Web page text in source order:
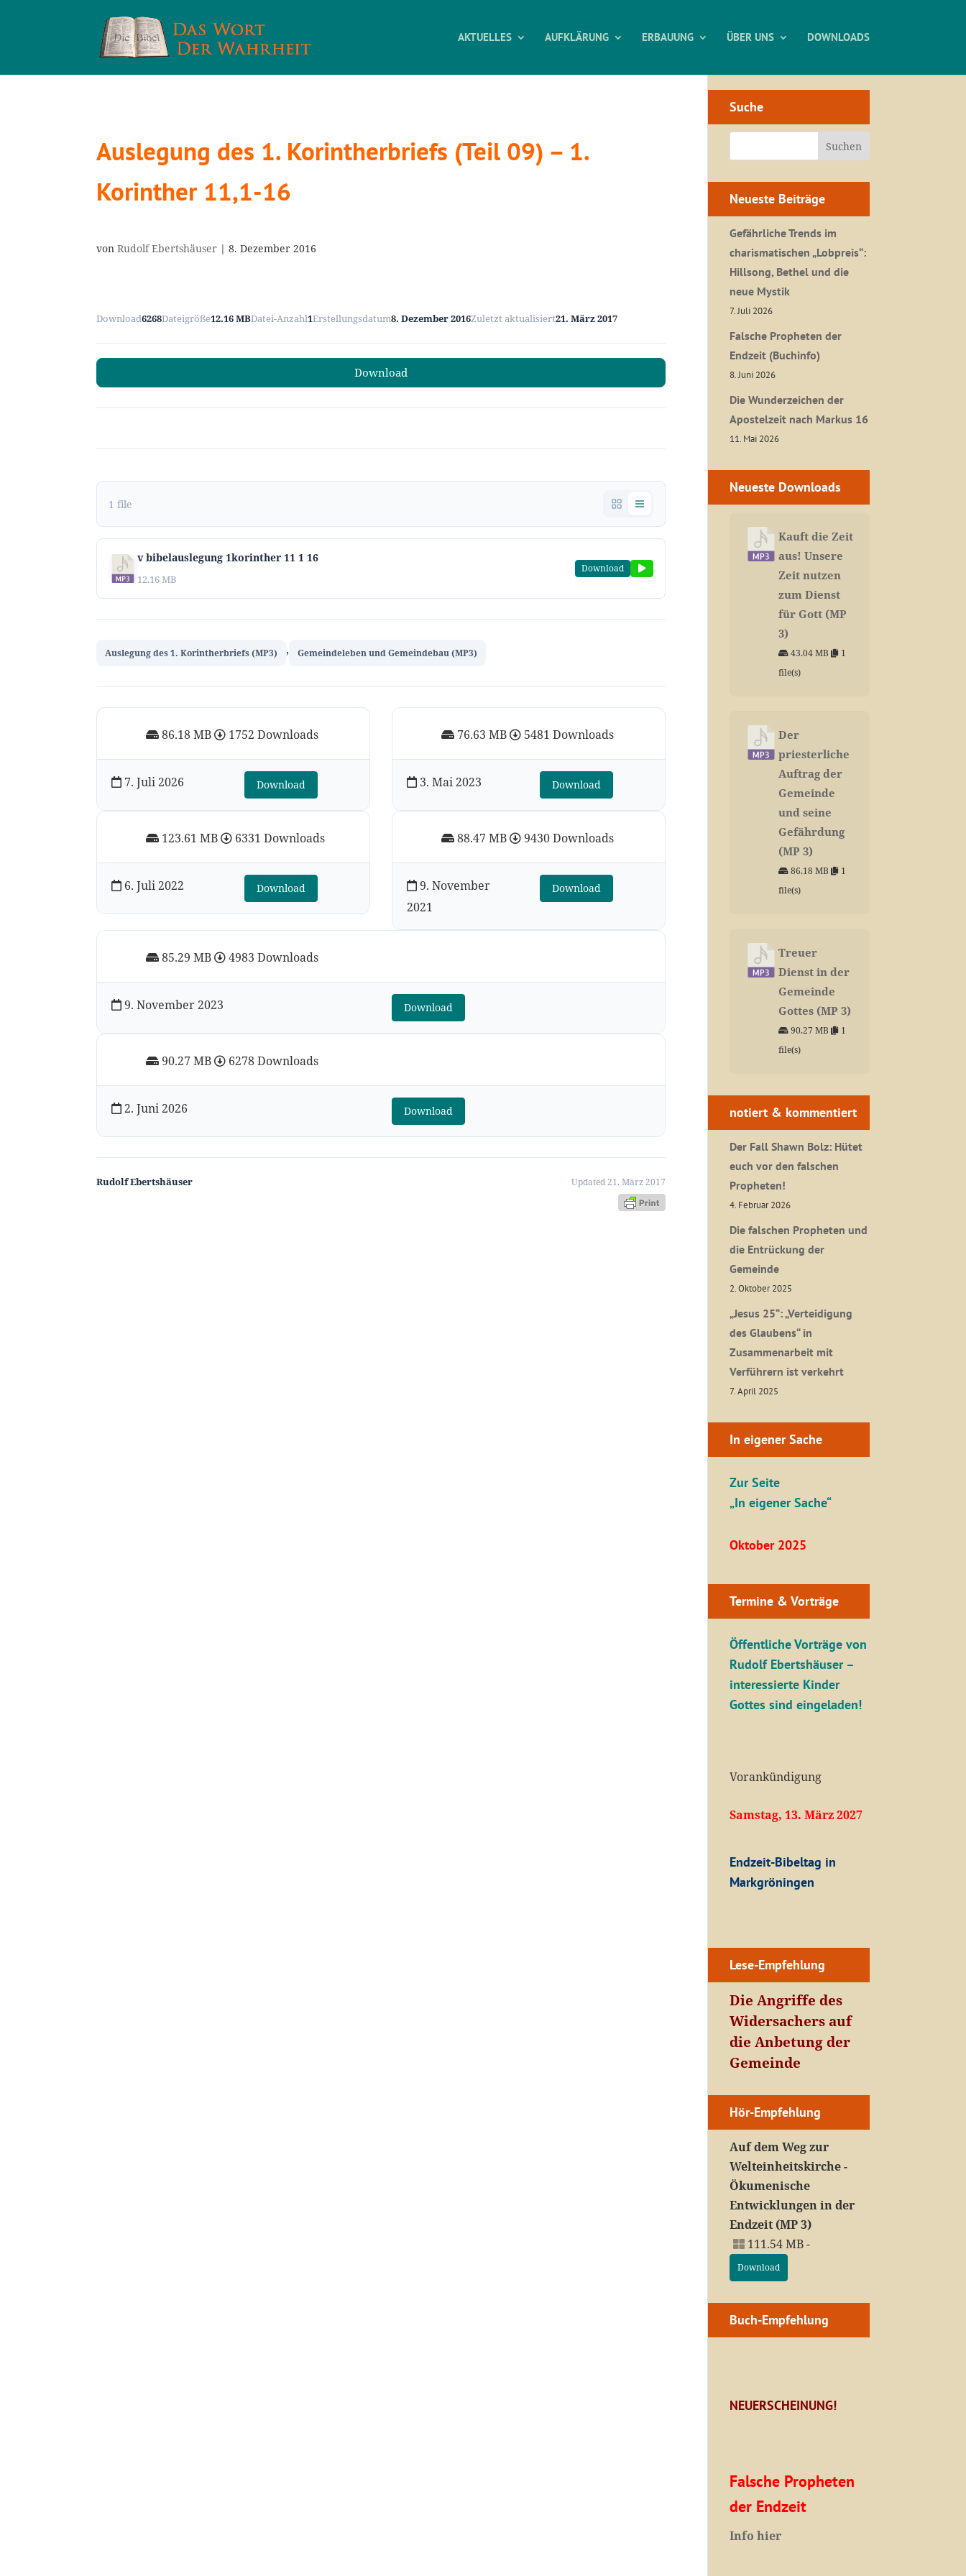
AKTUELLES AUFKLÄRUNG ERBAUUNG ÜBER UNS DOWNLOADS
Auslegung des 1. Korintherbriefs (Teil 09) – 1.
Korinther 11,1-16
vonRudolf Ebertshäuser |8. Dezember 2016
Download6268Dateigröße12.16 MBDatei-Anzahl1Erstellungsdatum8. Dezember 2016Zuletzt aktualisiert21. März 2017
Download
1 file
v bibelauslegung 1korinther 11 1 16
12.16 MB
Download
Auslegung des 1. Korintherbriefs (MP3) , Gemeindeleben und Gemeindebau (MP3)
86.18 MB 1752 Downloads
7. Juli 2026 Download
90.27 MB 6278 Downloads
2. Juni 2026 Download
85.29 MB 4983 Downloads
9. November 2023 Download
76.63 MB 5481 Downloads
3. Mai 2023 Download
123.61 MB 6331 Downloads
6. Juli 2022 Download
88.47 MB 9430 Downloads
9. November
2021
Download
Rudolf Ebertshäuser Updated 21. März 2017
Suche
Neueste Beiträge
Gefährliche Trends im
charismatischen „Lobpreis“:
Hillsong, Bethel und die
neue Mystik
7. Juli 2026
Falsche Propheten der
Endzeit (Buchinfo)
8. Juni 2026
Die Wunderzeichen der
Apostelzeit nach Markus 16
11. Mai 2026
Neueste Downloads
Kauft die Zeit
aus! Unsere
Zeit nutzen
zum Dienst
für Gott (MP
3)
43.04 MB
1
file(s)
Der
priesterliche
Auftrag der
Gemeinde
und seine
Gefährdung
(MP 3)
86.18 MB
1
file(s)
Treuer
Dienst in der
Gemeinde
Gottes (MP 3)
90.27 MB
1
file(s)
notiert & kommentiert
Der Fall Shawn Bolz: Hütet
euch vor den falschen
Propheten!
4. Februar 2026
Die falschen Propheten und
die Entrückung der
Gemeinde
2. Oktober 2025
„Jesus 25“: „Verteidigung
des Glaubens“ in
Zusammenarbeit mit
Verführern ist verkehrt
7. April 2025
In eigener Sache
Zur Seite
„In eigener Sache“
Oktober 2025
Termine & Vorträge
Öffentliche Vorträge von
Rudolf Ebertshäuser –
interessierte Kinder
Gottes sind eingeladen!
Vorankündigung
Samstag, 13. März 2027
Endzeit-Bibeltag in
Markgröningen
Lese-Empfehlung
Die Angriffe des
Widersachers auf
die Anbetung der
Gemeinde
Hör-Empfehlung
Auf dem Weg zur
Welteinheitskirche -
Ökumenische
Entwicklungen in der
Endzeit (MP 3)
111.54 MB -
Download
Buch-Empfehlung
NEUERSCHEINUNG!
Falsche Propheten
der Endzeit
Info hier